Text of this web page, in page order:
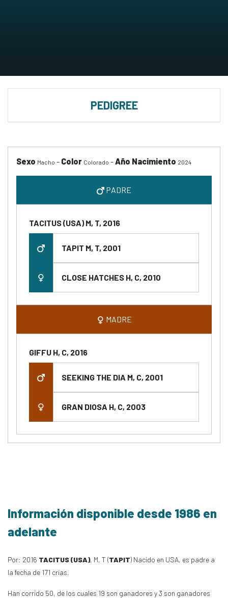
PEDIGREE
Sexo Macho - Color Colorado -Año Nacimiento 2024
PADRE
TACITUS (USA) M, T, 2016
TAPIT M, T, 2001
CLOSE HATCHES H, C, 2010
MADRE
GIFFU H, C, 2016
SEEKING THE DIA M, C, 2001
GRAN DIOSA H, C, 2003
Información disponible desde 1986 en
adelante
Por: 2016 TACITUS (USA), M, T (TAPIT) Nacido en USA, es padre a
la fecha de 171 crías.
Han corrido 50, de los cuales 19 son ganadores y 3 son ganadores